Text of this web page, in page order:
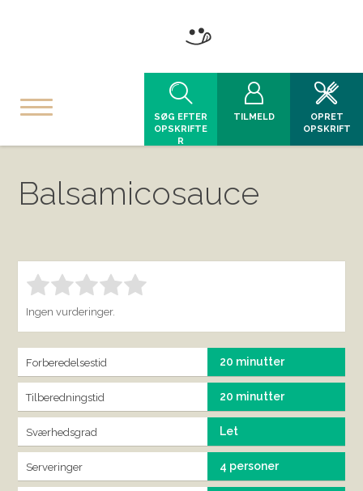
SØG EFTER
OPSKRIFTE
R
TILMELD
OPRET
OPSKRIFT
Balsamicosauce
Bedøm denne vare: 1.00
Ingen vurderinger.
Forberedelsestid 20 minutter
Tilberedningstid 20 minutter
Sværhedsgrad Let
Serveringer 4 personer